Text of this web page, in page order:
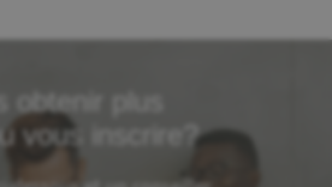
obtenir plus
vous inscrire?